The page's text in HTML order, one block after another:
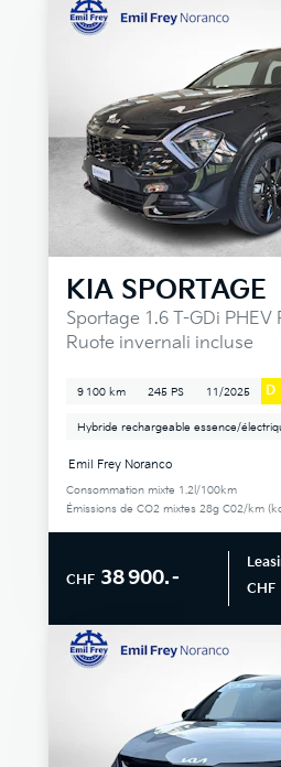
KIA SPORTAGE
Sportage 1.6 T-GDi PHEV
Ruote invernali incluse
9 100 km 245 PS 11/2025 D
Hybride rechargeable essence/
Emil Frey Noranco
Consommation mixte 1.2l/100km
Émissions de CO2 mixtes 28g C02/km
CHF 38 900.–
CHF